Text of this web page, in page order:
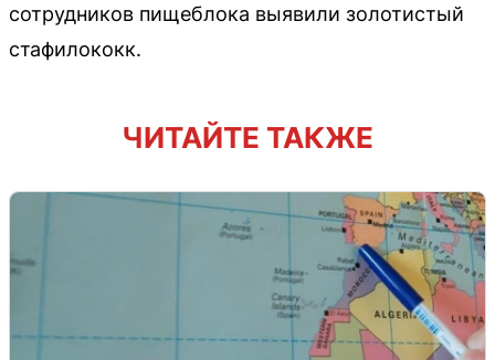
сотрудников пищеблока выявили золотистый
стафилококк.
ЧИТАЙТЕ ТАКЖЕ